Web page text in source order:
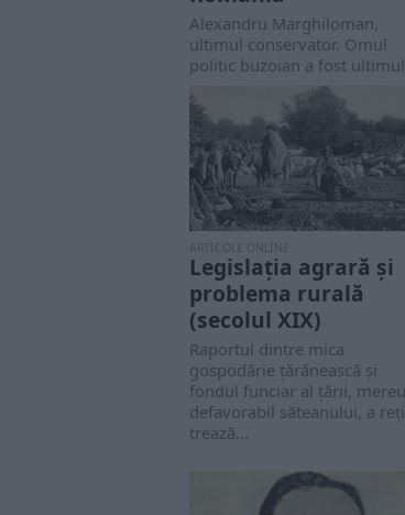
Alexandru Marghiloman,
ultimul conservator. Omul
politic buzoian a fost ultimul
lider al Partidului Conservator
din România....
ARTICOLE ONLINE
Legislația agrară și
problema rurală
(secolul XIX)
Raportul dintre mica
gospodărie țărănească și
fondul funciar al țării, mereu
defavorabil săteanului, a
trează...